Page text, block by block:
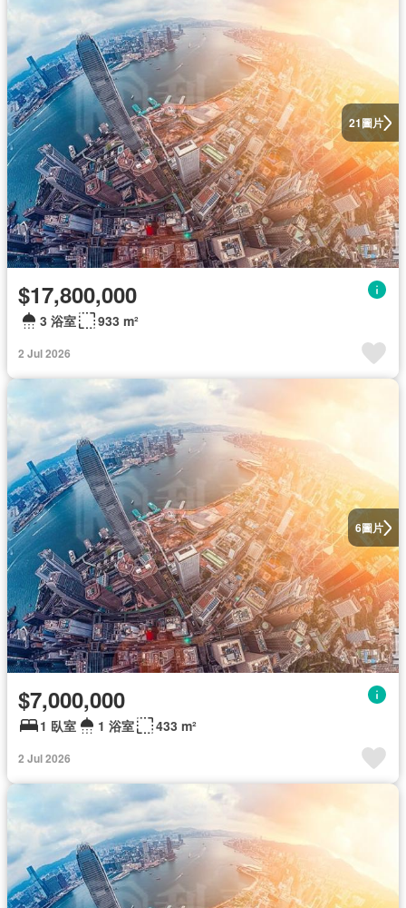
21圖片
$17,800,000
3 浴室 933 m²
2 Jul 2026
6圖片
$7,000,000
1 臥室 1 浴室 433 m²
2 Jul 2026